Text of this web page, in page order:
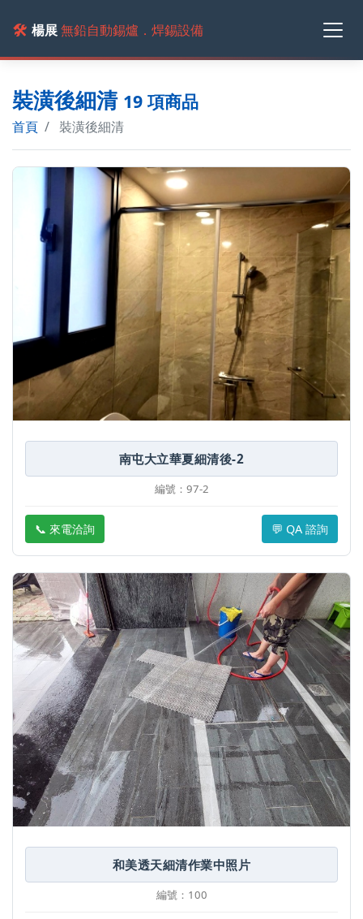
🛠️ 楊展無鉛自動錫爐．焊錫設備
裝潢後細清 19 項商品
首頁 裝潢後細清
南屯大立華夏細清後-2
編號：97-2
📞 來電洽詢 💬 QA 諮詢
和美透天細清作業中照片
編號：100